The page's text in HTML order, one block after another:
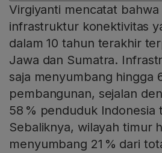
Virgiyanti mencatat bahwa
infrastruktur konektivitas
dalam 10 tahun terakhir
Jawa dan Sumatra.
saja menyumbang hingga
pembangunan, sejalan
58 % penduduk Indonesia
Sebaliknya, wilayah timur
menyumbang 21 % dari